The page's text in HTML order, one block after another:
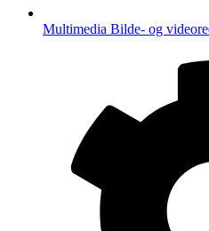
Multimedia Bilde- og